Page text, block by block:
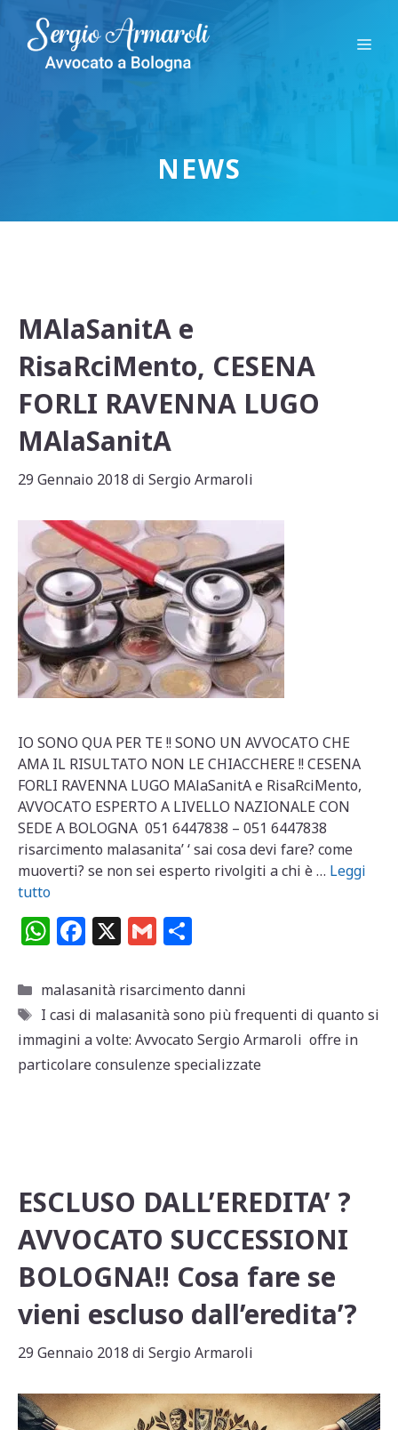
contenuto
NEWS
MAlaSanitA e
RisaRciMento, CESENA
FORLI RAVENNA LUGO
MAlaSanitA
29 Gennaio 2018 di Sergio Armaroli
IO SONO QUA PER TE !! SONO UN AVVOCATO CHE
AMA IL RISULTATO NON LE CHIACCHERE !! CESENA
FORLI RAVENNA LUGO MAlaSanitA e RisaRciMento,
AVVOCATO ESPERTO A LIVELLO NAZIONALE CON
SEDE A BOLOGNA 051 6447838 – 051 6447838
risarcimento malasanita’ ‘ sai cosa devi fare? come
muoverti? se non sei esperto rivolgiti a chi è … Leggi
tutto
W
at
s
A
p
F
c
e
b
o
X G
ai
l
n
di
vi
di
Categorie
malasanità risarcimento danni
Tag
I casi di malasanità sono più frequenti di quanto si
immagini a volte: Avvocato Sergio Armaroli offre in
particolare consulenze specializzate
ESCLUSO DALL’EREDITA’ ?
AVVOCATO SUCCESSIONI
BOLOGNA!! Cosa fare se
vieni escluso dall’eredita’?
29 Gennaio 2018 di Sergio Armaroli